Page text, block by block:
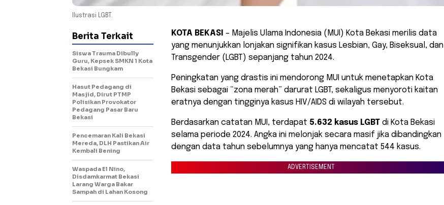
Ilustrasi LGBT.
KOTA BEKASI – Majelis Ulama Indonesia (MUI) Kota Bekasi merilis data
yang menunjukkan lonjakan signifikan kasus Lesbian, Gay, Biseksual, dan
Transgender (LGBT) sepanjang tahun 2024.
Peningkatan yang drastis ini mendorong MUI untuk menetapkan Kota
Bekasi sebagai “zona merah” darurat LGBT, sekaligus menyoroti kaitan
eratnya dengan tingginya kasus HIV/AIDS di wilayah tersebut.
​Berdasarkan catatan MUI, terdapat 5.632 kasus LGBT di Kota Bekasi
selama periode 2024. Angka ini melonjak secara masif jika dibandingkan
dengan data tahun sebelumnya yang hanya mencatat 544 kasus.
ADVERTISEMENT
Berita Terkait
Siswa Trauma Dibully
Guru, Kepsek SMKN 1 Kota
Bekasi Bungkam
Hasut Pedagang di
Masjid, Dirut PTMP
Polisikan Provokator
Pedagang Pasar Baru
Bekasi
Pencemaran Kali Bekasi
Mereda, DLH Pastikan Air
Kembali Bening
Waspada El Nino,
Disdamkarmat Bekasi
Larang Warga Bakar
Sampah di Lahan Kosong